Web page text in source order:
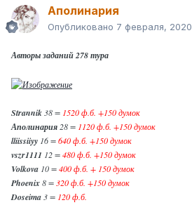
Аполинария
Опубликовано 7 февраля, 2020
Авторы заданий 278 тура
Strannik38 = 1520 ф.б. +150 думок
Аполинария28 = 1120 ф.б. +150 думок
lliissiiyy 16 =640 ф.б. +150 думок
vszr1111 12 =480 ф.б. +150 думок
Volkova 10 =400 ф.б. + 150 думок
Phoenix8 =320 ф.б. +150 думок
Doseima3 = 120 ф.б.